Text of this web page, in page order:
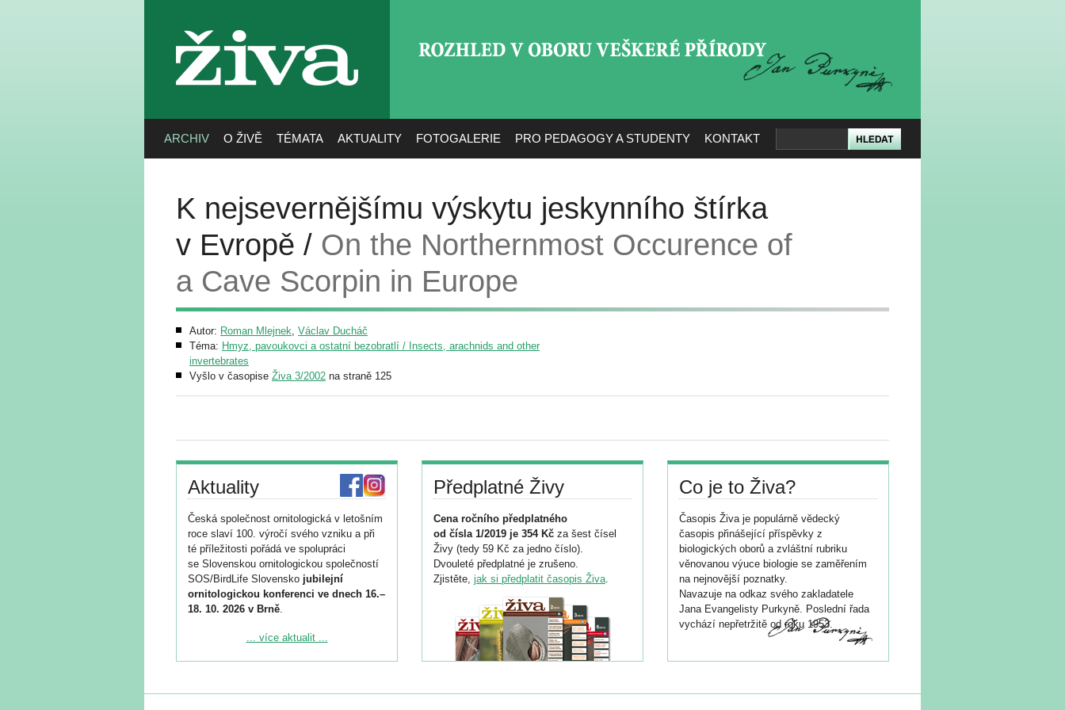
živa
ARCHIV O ŽIVĚ TÉMATA AKTUALITY FOTOGALERIE PRO PEDAGOGY A STUDENTY KONTAKT
K nejsevernějšímu výskytu jeskynního štírka
v Evropě / On the Northernmost Occurence of
a Cave Scorpin in Europe
Autor: Roman Mlejnek, Václav Ducháč
Téma: Hmyz, pavoukovci a ostatní bezobratlí / Insects, arachnids and other
invertebrates
Vyšlo v časopise Živa 3/2002 na straně 125
Aktuality
Česká společnost ornitologická v letošním
roce slaví 100. výročí svého vzniku a při
té příležitosti pořádá ve spolupráci
se Slovenskou ornitologickou společností
SOS/BirdLife Slovensko jubilejní
ornitologickou konferenci ve dnech 16.–
18. 10. 2026 v Brně.
Podrobnější informace ke konferenci
Registrovat se můžete do 6. září.
... více aktualit ...
Předplatné Živy
Cena ročního předplatného
od čísla 1/2019 je 354 Kč za šest čísel
Živy (tedy 59 Kč za jedno číslo).
Dvouleté předplatné je zrušeno.
Zjistěte, jak si předplatit časopis Živa.
Co je to Živa?
Časopis Živa je populárně vědecký
časopis přinášející příspěvky z
biologických oborů a zvláštní rubriku
věnovanou výuce biologie se zaměřením
na nejnovější poznatky.
Navazuje na odkaz svého zakladatele
Jana Evangelisty Purkyně. Poslední řada
vychází nepřetržitě od roku 1953.